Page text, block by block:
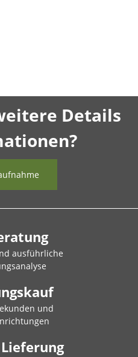
Details
ausführliche
und